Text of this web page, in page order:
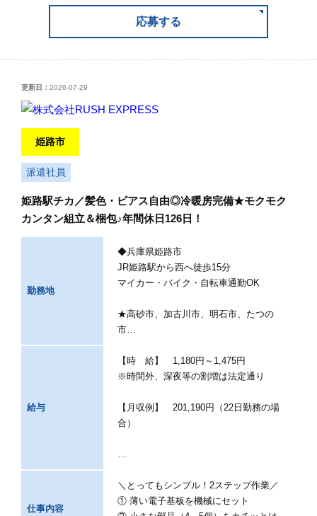
応募する
更新日： 2026-07-29
姫路市
派遣社員
姫路駅チカ／髪色・ピアス自由◎冷暖房完備★モクモク
カンタン組立＆梱包♪年間休日126日！
勤務地
◆兵庫県姫路市
JR姫路駅から西へ徒歩15分
マイカー・バイク・自転車通勤OK
★高砂市、加古川市、明石市、たつの
市…
給与
【時 給】 1,180円～1,475円
※時間外、深夜等の割増は法定通り
【月収例】 201,190円（22日勤務の場
合）
仕事内容
＼とってもシンプル！2ステップ作業／
① 薄い電子基板を機械にセット